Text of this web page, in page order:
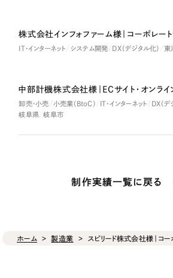
株式会社インフォファーム様｜コーポレート
IT・インターネット システム開発 DX（デジタル化） 東
中部計機株式会社様｜ECサイト・オンライ
卸売・小売 小売業（BtoC） IT・インターネット DX（デ
岐阜県
岐阜市
制作実績一覧に戻る
ホーム 製造業 スピリード株式会社様｜コー